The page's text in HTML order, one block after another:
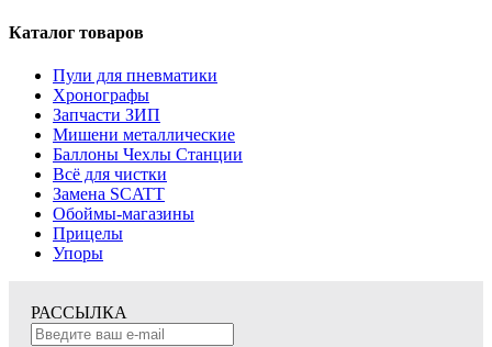
Каталог товаров
Пули для пневматики
Хронографы
Запчасти ЗИП
Мишени металлические
Баллоны Чехлы Станции
Всё для чистки
Замена SCATT
Обоймы-магазины
Прицелы
Упоры
РАССЫЛКА